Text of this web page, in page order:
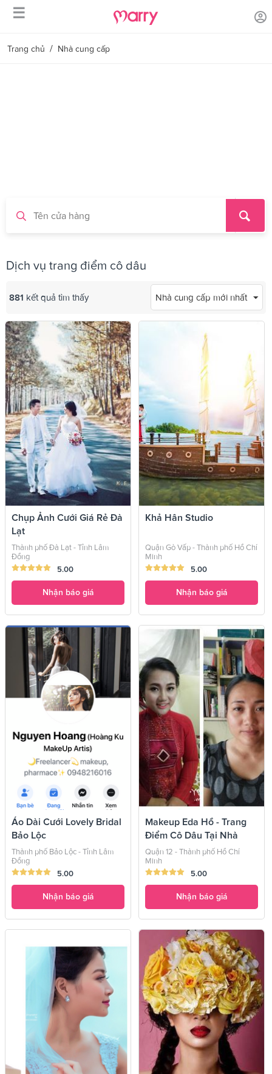
☰
Trang chủ / Nhà cung cấp
Dịch vụ trang điểm cô dâu
Nhà cung cấp mới nhất
881 kết quả tìm thấy
Chụp Ảnh Cưới Giá Rẻ Đà
Lạt
Thành phố Đà Lạt - Tỉnh Lâm
Đồng
5.00
Nhận báo giá
Khả Hân Studio
Quận Gò Vấp - Thành phố Hồ Chí
Minh
5.00
Nhận báo giá
Áo Dài Cưới Lovely Bridal
Bảo Lộc
Thành phố Bảo Lộc - Tỉnh Lâm
Đồng
5.00
Nhận báo giá
Makeup Eda Hồ - Trang
Điểm Cô Dâu Tại Nhà
Quận 12 - Thành phố Hồ Chí
Minh
5.00
Nhận báo giá